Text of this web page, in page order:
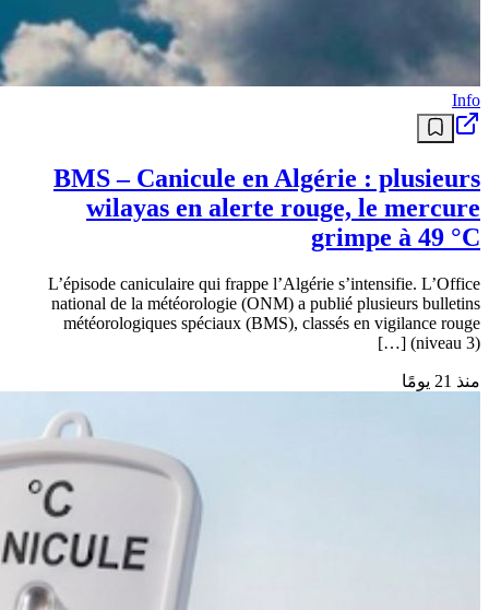
Info
BMS – Canicule en Algérie : plusieurs
wilayas en alerte rouge, le mercure
grimpe à 49 °C
L’épisode caniculaire qui frappe l’Algérie s’intensifie. L’Office
national de la météorologie (ONM) a publié plusieurs bulletins
météorologiques spéciaux (BMS), classés en vigilance rouge
(niveau 3) […]
منذ 21 يومًا